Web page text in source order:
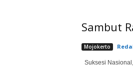
Sambut
Mojokerto
Suksesi